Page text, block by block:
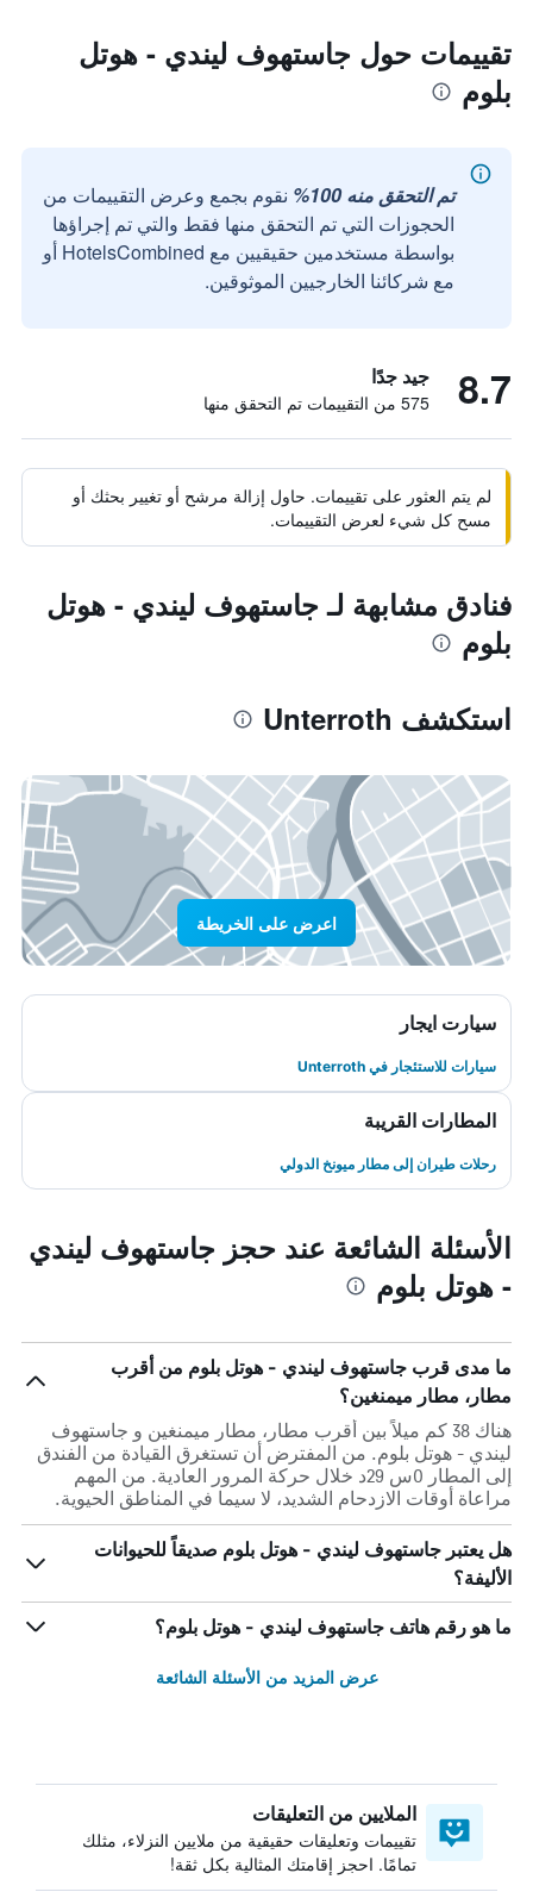
تقييمات حول جاستهوف ليندي - هوتل
بلوم
تم التحقق منه 100%
نقوم بجمع وعرض التقييمات من
الحجوزات التي تم التحقق منها فقط والتي تم إجراؤها
بواسطة مستخدمين حقيقيين مع HotelsCombined أو
مع شركائنا الخارجيين الموثوقين.
8.7 جيد جدًا
575 من التقييمات تم التحقق منها
لم يتم العثور على تقييمات. حاول إزالة مرشح أو تغيير بحثك أو
مسح كل شيء لعرض التقييمات.
فنادق مشابهة لـ جاستهوف ليندي - هوتل
بلوم
استكشف Unterroth
اعرض على الخريطة
سيارت ايجار
سيارات للاستئجار في Unterroth
المطارات القريبة
رحلات طيران إلى مطار ميونخ الدولي
الأسئلة الشائعة عند حجز جاستهوف ليندي
- هوتل بلوم
ما مدى قرب جاستهوف ليندي - هوتل بلوم من أقرب
مطار، مطار ميمنغين؟
هناك 38 كم ميلاً بين أقرب مطار، مطار ميمنغين و جاستهوف
ليندي - هوتل بلوم. من المفترض أن تستغرق القيادة من الفندق
إلى المطار 0س 29د خلال حركة المرور العادية. من المهم
مراعاة أوقات الازدحام الشديد، لا سيما في المناطق الحيوية.
هل يعتبر جاستهوف ليندي - هوتل بلوم صديقاً للحيوانات
الأليفة؟
ما هو رقم هاتف جاستهوف ليندي - هوتل بلوم؟
عرض المزيد من الأسئلة الشائعة
الملايين من التعليقات
تقييمات وتعليقات حقيقية من ملايين النزلاء، مثلك
تمامًا. احجز إقامتك المثالية بكل ثقة!